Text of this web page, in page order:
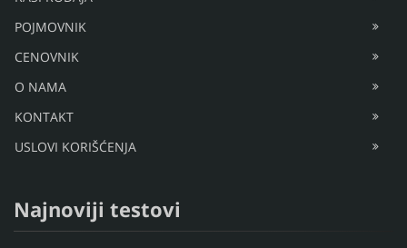
POJMOVNIK
CENOVNIK
O NAMA
KONTAKT
USLOVI KORIŠĆENJA
Najnoviji testovi